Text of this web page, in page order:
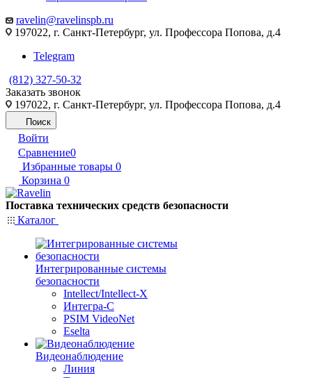
ravelin@ravelinspb.ru
197022, г. Санкт-Петербург, ул. Профессора Попова, д.4
Telegram
(812) 327-50-32
Заказать звонок
197022, г. Санкт-Петербург, ул. Профессора Попова, д.4
Поиск
Войти
Сравнение0
Избранные товары 0
Корзина 0
Поставка технических средств безопасности
Каталог
Интегрированные системы
безопасности
Intellect/Intellect-X
Интегра-С
PSIM VideoNet
Eselta
Видеонаблюдение
Линия